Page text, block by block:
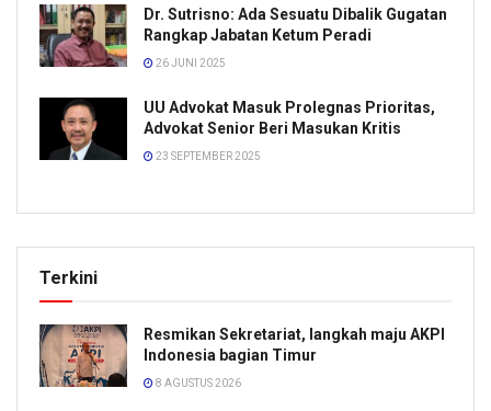
Dr. Sutrisno: Ada Sesuatu Dibalik Gugatan
Rangkap Jabatan Ketum Peradi
26 JUNI 2025
UU Advokat Masuk Prolegnas Prioritas,
Advokat Senior Beri Masukan Kritis
23 SEPTEMBER 2025
Terkini
Resmikan Sekretariat, langkah maju AKPI
Indonesia bagian Timur
8 AGUSTUS 2026